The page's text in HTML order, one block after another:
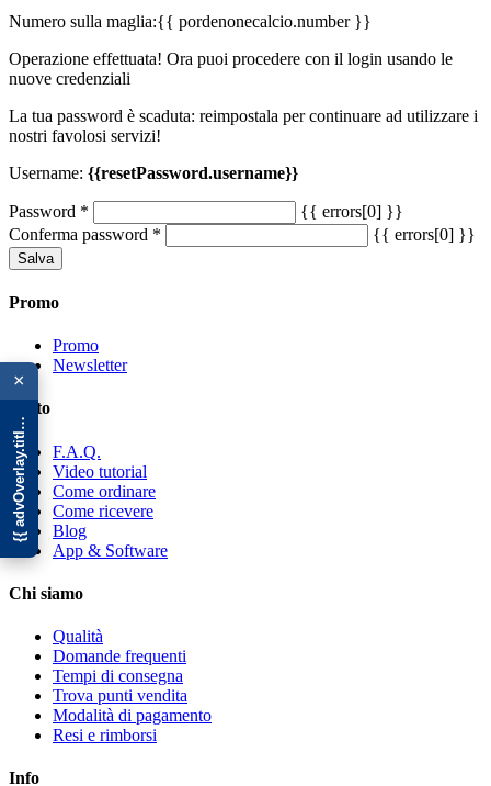
×
{{ advOverlay.title || 'Promo' }}
Numero sulla maglia:{{ pordenonecalcio.number }}
Operazione effettuata! Ora puoi procedere con il login usando le
nuove credenziali
La tua password è scaduta: reimpostala per continuare ad utilizzare i
nostri favolosi servizi!
Username: {{resetPassword.username}}
Password *
{{ errors[0] }}
Conferma password * {{ errors[0] }}
Salva
Promo
Promo
Newsletter
Aiuto
F.A.Q.
Video tutorial
Come ordinare
Come ricevere
Blog
App & Software
Chi siamo
Qualità
Domande frequenti
Tempi di consegna
Trova punti vendita
Modalità di pagamento
Resi e rimborsi
Info